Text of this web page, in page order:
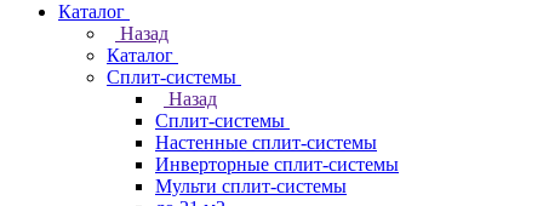
Каталог
Назад
Каталог
Сплит-системы
Назад
Сплит-системы
Настенные сплит-системы
Инверторные сплит-системы
Мульти сплит-системы